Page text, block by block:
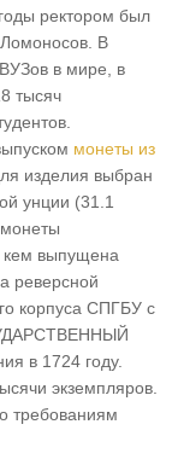
ректором был
В
в мире, в
тысяч
монеты из
изделия выбран
унции (31.1
кем выпущена
реверсной
корпуса СПГБУ с
в 1724 году.
экземпляров.
требованиям